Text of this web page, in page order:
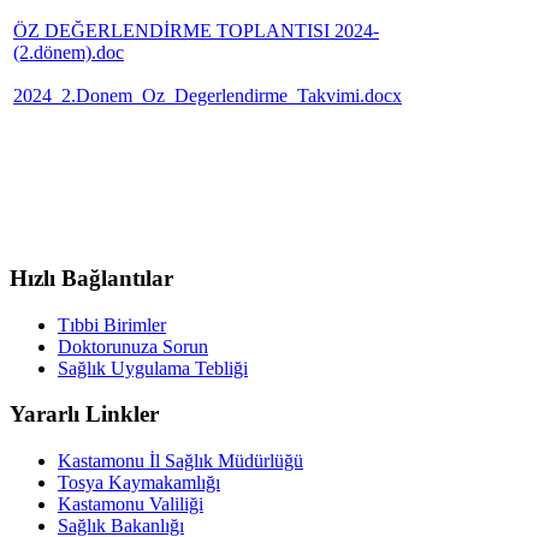
ÖZ DEĞERLENDİRME TOPLANTISI 2024-
(2.dönem).doc
2024_2.Donem_Oz_Degerlendirme_Takvimi.docx
Hızlı Bağlantılar
Tıbbi Birimler
Doktorunuza Sorun
Sağlık Uygulama Tebliği
Yararlı Linkler
Kastamonu İl Sağlık Müdürlüğü
Tosya Kaymakamlığı
Kastamonu Valiliği
Sağlık Bakanlığı